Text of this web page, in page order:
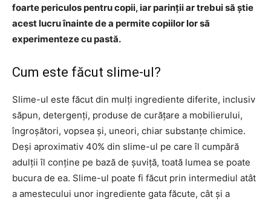
foarte periculos pentru copii, iar parinții ar trebui să știe
acest lucru înainte de a permite copiilor lor să
experimenteze cu pastă.
Cum este făcut slime-ul?
Slime-ul este făcut din mulți ingrediente diferite, inclusiv
săpun, detergenți, produse de curățare a mobilierului,
îngroșători, vopsea și, uneori, chiar substanțe chimice.
Deși aproximativ 40% din slime-ul pe care îl cumpără
adulții îl conține pe bază de șuviță, toată lumea se poate
bucura de ea. Slime-ul poate fi făcut prin intermediul atât
a amestecului unor ingrediente gata făcute, cât și a